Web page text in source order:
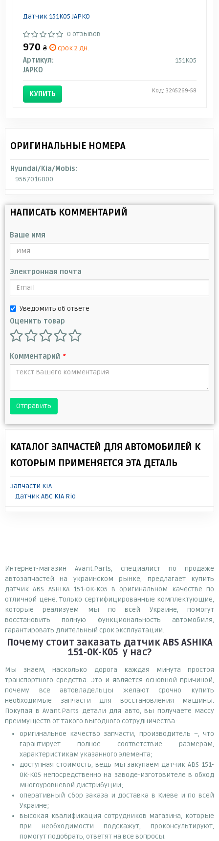
Датчик 151K05 JAPKO
0 отзывов
970 ₴
срок 2 дн.
Артикул:
151K05
JAPKO
КУПИТЬ Код: 3245269-58
ОРИГИНАЛЬНЫЕ НОМЕРА
Hyundai/Kia/Mobis:
956701G000
НАПИСАТЬ КОММЕНТАРИЙ
Ваше имя
Электронная почта
Уведомить об ответе
Оценить товар
Комментарий *
Отправить
КАТАЛОГ ЗАПЧАСТЕЙ ДЛЯ АВТОМОБИЛЕЙ К
КОТОРЫМ ПРИМЕНЯЕТСЯ ЭТА ДЕТАЛЬ
Запчасти KIA
Датчик АБС KIA Rio
Интернет-магазин Avant.Parts, специалист по продаже
автозапчастей на украинском рынке, предлагает купить
датчик ABS ASHIKA 151-0K-K05 в оригинальном качестве по
отличной цене. Только сертифицированные комплектующие,
которые реализуем мы по всей Украине, помогут
восстановить полную функциональность автомобиля,
гарантировать длительный срок эксплуатации.
Почему стоит заказать датчик ABS ASHIKA
151-0K-K05 у нас?
Мы знаем, насколько дорога каждая минута простоя
транспортного средства. Это и является основной причиной,
почему все автовладельцы желают срочно купить
необходимые запчасти для восстановления машины.
Покупая в Avant.Parts детали для авто, вы получаете массу
преимуществ от такого выгодного сотрудничества:
оригинальное качество запчасти, производитель –, что
гарантирует полное соответствие размерам,
характеристикам указанного элемента;
доступная стоимость, ведь мы закупаем датчик ABS 151-
0K-K05 непосредственно на заводе-изготовителе в обход
многоуровневой дистрибуции;
оперативный сбор заказа и доставка в Киеве и по всей
Украине;
высокая квалификация сотрудников магазина, которые
при необходимости подскажут, проконсультируют,
помогут подобрать, ответят на все вопросы.